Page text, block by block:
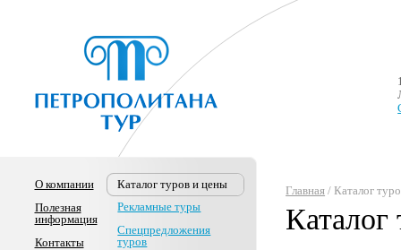
О компании
Полезная
информация
Контакты
Каталог туров и цены
Рекламные туры
Спецпредложения
туров
Главная / Каталог
Каталог